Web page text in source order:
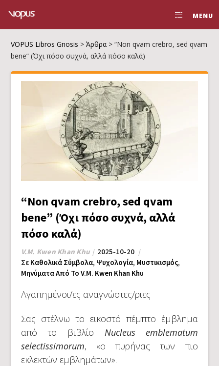
MENU
VOPUS Libros Gnosis >Άρθρα >“Non qvam crebro, sed qvam
bene” (Όχι πόσο συχνά, αλλά πόσο καλά)
“Non qvam crebro, sed qvam
bene” (Όχι πόσο συχνά, αλλά
πόσο καλά)
V.M. Kwen Khan Khu
2025-10-20
Σε Καθολικά Σύμβολα, Ψυχολογία, Μυστικισμός,
Μηνύματα Από Το V.M. Kwen Khan Khu
Αγαπημένοι/ες αναγνώστες/ριες
Σας στέλνω το εικοστό πέμπτο έμβλημα
από το βιβλίο Nucleus emblematum
selectissimorum, «ο πυρήνας των πιο
εκλεκτών εμβλημάτων».